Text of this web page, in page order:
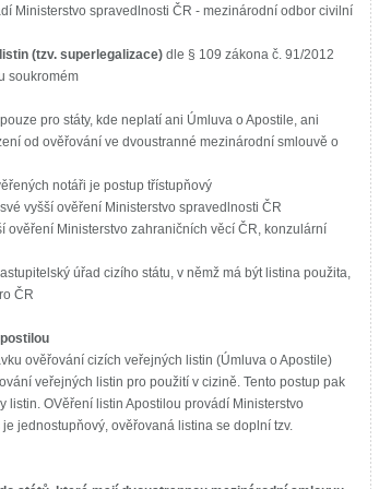
Ministerstvo spravedlnosti ČR - mezinárodní odbor civilní
(tzv. superlegalizace) dle § 109 zákona č. 91/2012
soukromém
pro státy, kde neplatí ani Úmluva o Apostile, ani
od ověřování ve dvoustranné mezinárodní smlouvě o
notáři je postup třístupňový
vyšší ověření Ministerstvo spravedlnosti ČR
ověření Ministerstvo zahraničních věcí ČR, konzulární
úřad cizího státu, v němž má být listina použita,
ČR
ověřování cizích veřejných listin (Úmluva o Apostile)
veřejných listin pro použití v cizině. Tento postup pak
listin. OVěření listin Apostilou provádí Ministerstvo
jednostupňový, ověřovaná listina se doplní tzv.